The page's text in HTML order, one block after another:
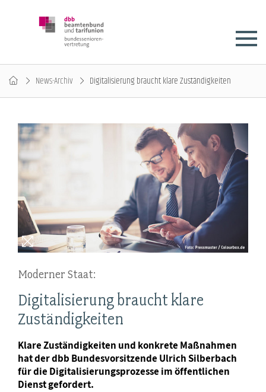
News-Archiv Digitalisierung braucht klare Zuständigkeiten
Moderner Staat:
Digitalisierung braucht klare
Zuständigkeiten
Klare Zuständigkeiten und konkrete Maßnahmen
hat der dbb Bundesvorsitzende Ulrich Silberbach
für die Digitalisierungsprozesse im öffentlichen
Dienst gefordert.